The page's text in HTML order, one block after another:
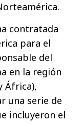
contratada
para el
del
en la región
África),
una serie de
incluyeron el